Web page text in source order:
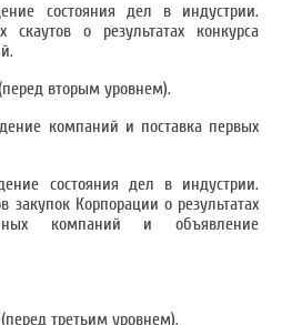
состояния дел в индустрии.
скаутов о результатах конкурса
вторым уровнем).
компаний и поставка первых
состояния дел в индустрии.
закупок Корпорации о результатах
компаний и объявление
третьим уровнем).